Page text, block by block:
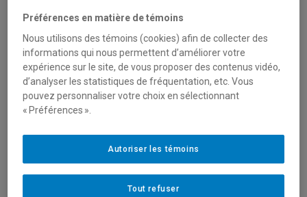
Secteur(s)
Arts et création
Sciences humaines et sociales
Sciences naturelles et mathématiques
Préférences en matière de témoins
Nous utilisons des témoins (cookies) afin de collecter des
informations qui nous permettent d’améliorer votre
expérience sur le site, de vous proposer des contenus vidéo,
d’analyser les statistiques de fréquentation, etc. Vous
pouvez personnaliser votre choix en sélectionnant
« Préférences ».
Tout refuser
Autoriser les témoins